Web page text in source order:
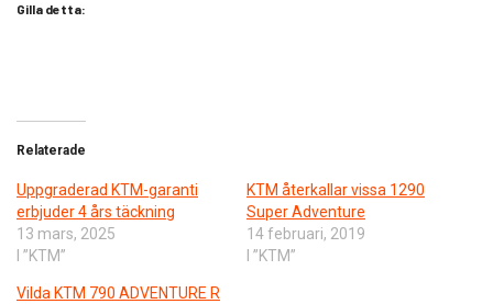
Gilla detta:
Relaterade
Uppgraderad KTM-garanti
erbjuder 4 års täckning
13 mars, 2025
I ”KTM”
KTM återkallar vissa 1290
Super Adventure
14 februari, 2019
I ”KTM”
Vilda KTM 790 ADVENTURE R